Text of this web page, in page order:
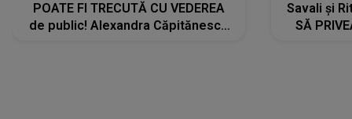
POATE FI TRECUTĂ CU VEDEREA
de public! Alexandra Căpitănescu
Savali și
SĂ